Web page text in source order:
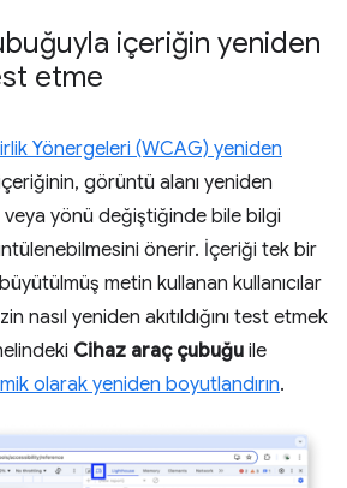
içeriğin yeniden
etme
Yönergeleri (WCAG) yeniden
görüntü alanı yeniden
veya yönü değiştiğinde bile bilgi
önerir. İçeriği tek bir
metin kullanan kullanıcılar
nasıl yeniden akıtıldığını test etmek
Cihaz araç çubuğu ile
olarak yeniden boyutlandırın.